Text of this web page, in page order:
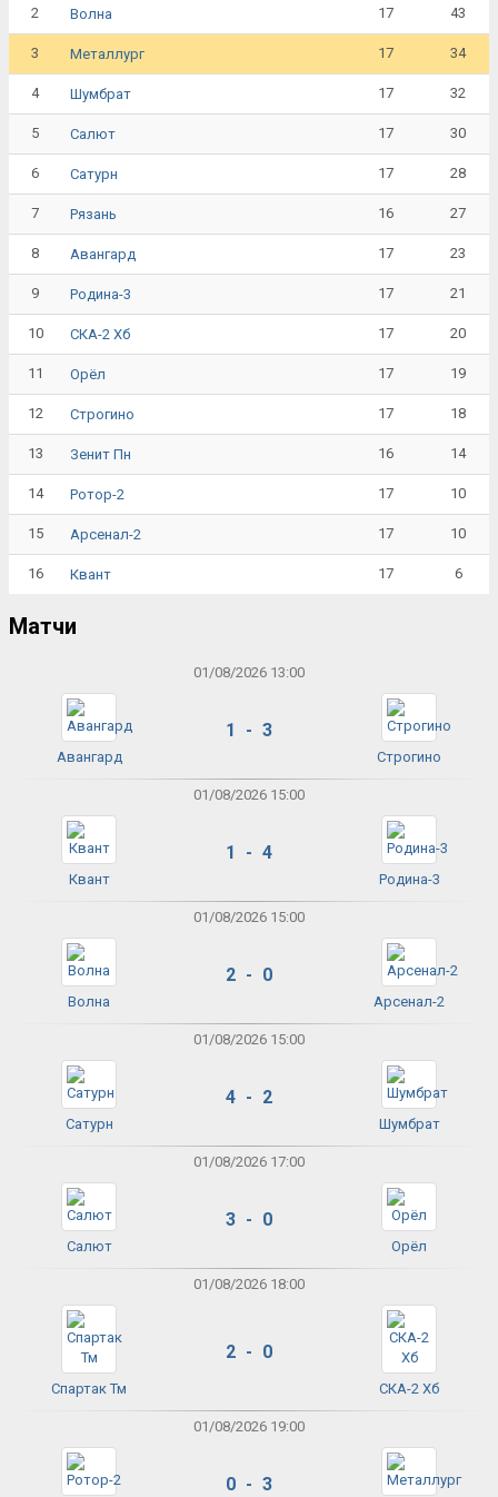
2 Волна 17 43
3 Металлург 17 34
4 Шумбрат 17 32
5 Салют 17 30
6 Сатурн 17 28
7 Рязань 16 27
8 Авангард 17 23
9 Родина-3 17 21
10 СКА-2 Хб 17 20
11 Орёл 17 19
12 Строгино 17 18
13 Зенит Пн 16 14
14 Ротор-2 17 10
15 Арсенал-2 17 10
16 Квант 17 6
Матчи
01/08/2026 13:00
Авангард
1 - 3
Строгино
01/08/2026 15:00
Квант
1 - 4
Родина-3
01/08/2026 15:00
Волна
2 - 0
Арсенал-2
01/08/2026 15:00
Сатурн
4 - 2
Шумбрат
01/08/2026 17:00
Салют
3 - 0
Орёл
01/08/2026 18:00
Спартак Тм
2 - 0
СКА-2 Хб
01/08/2026 19:00
0 - 3